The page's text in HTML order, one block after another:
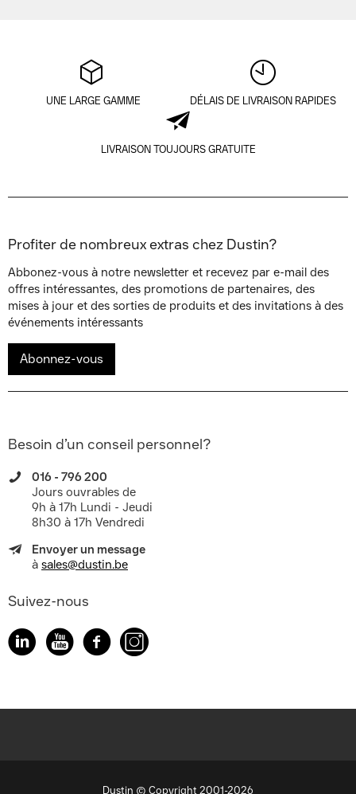
UNE LARGE GAMME DÉLAIS DE LIVRAISON RAPIDES
LIVRAISON TOUJOURS GRATUITE
Profiter de nombreux extras chez Dustin?
Abbonez-vous à notre newsletter et recevez par e-mail des
offres intéressantes, des promotions de partenaires, des
mises à jour et des sorties de produits et des invitations à des
événements intéressants
Abonnez-vous
Besoin d’un conseil personnel?
016 - 796 200
Jours ouvrables de
9h à 17h Lundi - Jeudi
8h30 à 17h Vendredi
Envoyer un message
à sales@dustin.be
Suivez-nous
Dustin © Copyright 2001-2026